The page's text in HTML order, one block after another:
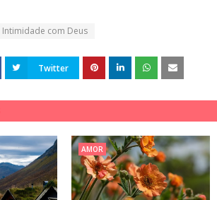
Intimidade com Deus
Twitter
AMOR